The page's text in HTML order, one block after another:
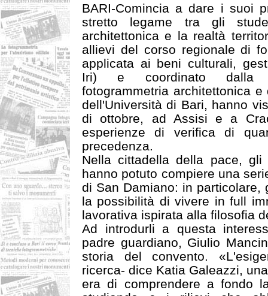
BARI-Comincia a dare i suoi
stretto legame tra gli
architettonica e la realtà
allievi del corso regionale di
applicata ai beni culturali,
Iri) e coordinato dalla
fotogrammetria architettonica
dell'Università di Bari, hanno
di ottobre, ad Assisi e a
esperienze di verifica di
precedenza.
Nella cittadella della pace, gli
hanno potuto compiere una
di San Damiano: in particolare,
la possibilità di vivere in full
lavorativa ispirata alla filosofia
Ad introdurli a questa
padre guardiano, Giulio
storia del convento.
ricerca- dice Katia Galeazzi,
era di comprendere a fondo